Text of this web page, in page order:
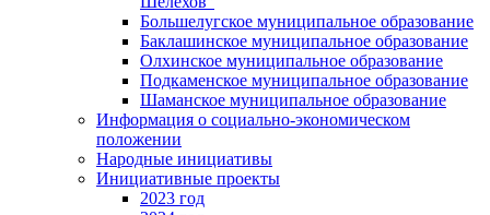
Большелугское муниципальное образование
Баклашинское муниципальное образование
Олхинское муниципальное образование
Подкаменское муниципальное образование
Шаманское муниципальное образование
Информация о социально-экономическом
положении
Народные инициативы
Инициативные проекты
2023 год